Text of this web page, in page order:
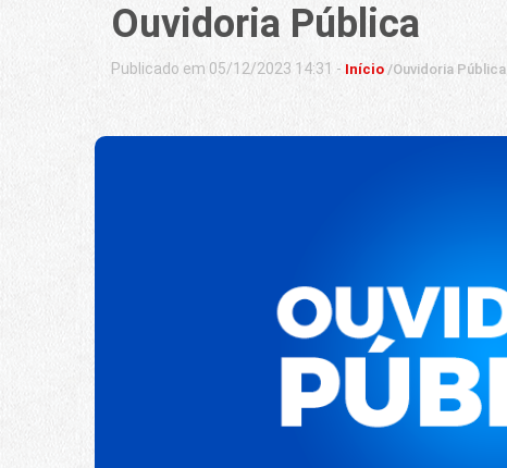
Ouvidoria Pública
Publicado em 05/12/2023 14:31 - Início /Ouvidoria Pública